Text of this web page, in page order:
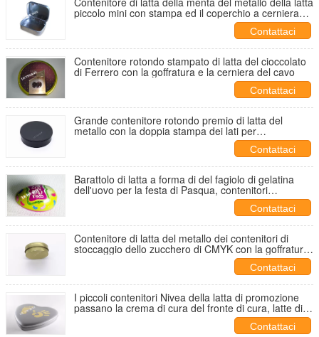
piccolo mini con stampa ed il coperchio a cerniera
Contattaci
Contenitore rotondo stampato di latta del cioccolato
di Ferrero con la goffratura e la cerniera del cavo
Contattaci
Grande contenitore rotondo premio di latta del
metallo con la doppia stampa dei lati per
Contattaci
Barattolo di latta a forma di del fagiolo di gelatina
dell'uovo per la festa di Pasqua, contenitori
Contattaci
Contenitore di latta del metallo dei contenitori di
stoccaggio dello zucchero di CMYK con la goffratura
Contattaci
I piccoli contenitori Nivea della latta di promozione
passano la crema di cura del fronte di cura, latte di
Contattaci